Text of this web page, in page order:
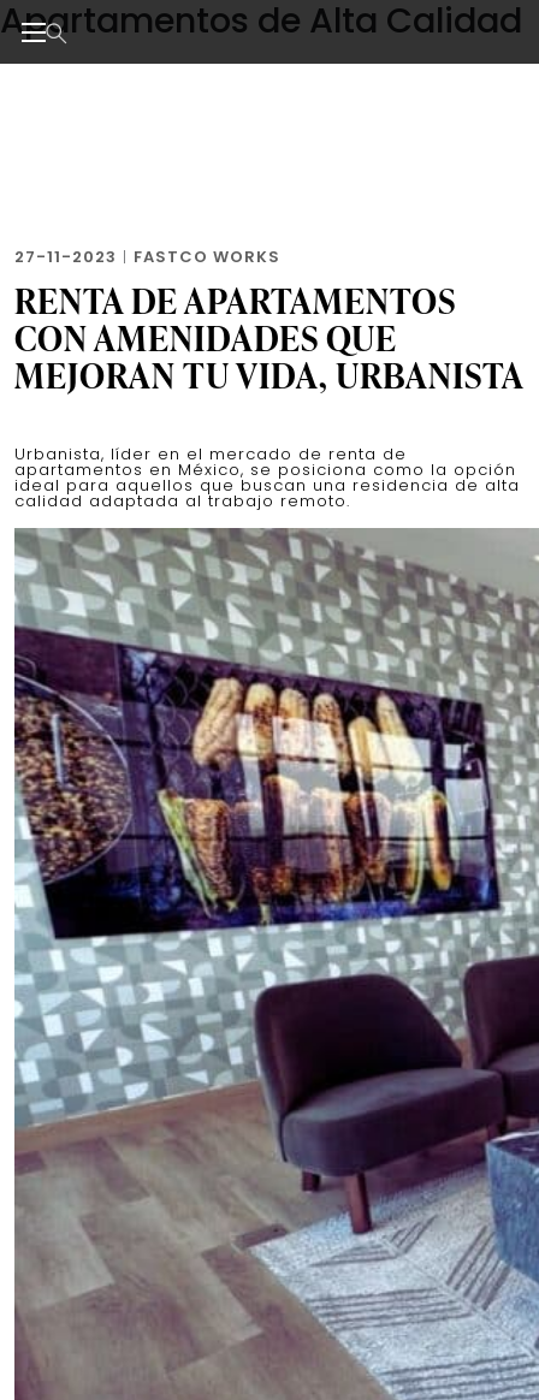
Skip
to
the
Apartamentos de Alta Calidad
27-11-2023 | FASTCO WORKS
RENTA DE APARTAMENTOS
CON AMENIDADES QUE
MEJORAN TU VIDA, URBANISTA
Urbanista, líder en el mercado de renta de
apartamentos en México, se posiciona como la opción
ideal para aquellos que buscan una residencia de alta
calidad adaptada al trabajo remoto.